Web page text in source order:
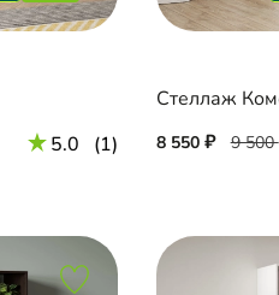
5.0 (1)
Стеллаж
8 550 9 500